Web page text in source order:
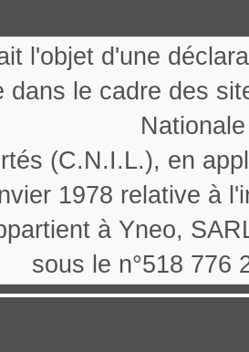
l'objet d'une
dans le cadre des
(C.N.I.L.), en
1978 relative à
à Yneo,
sous le n°518 776